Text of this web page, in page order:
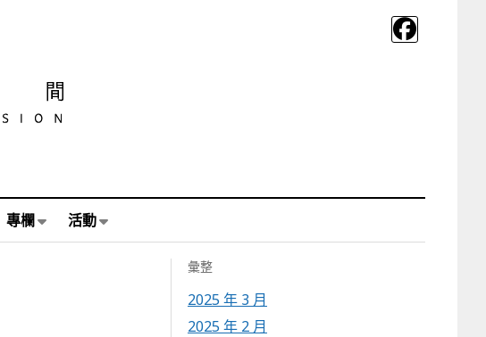
專欄 活動
彙整
2025 年 3 月
2025 年 2 月